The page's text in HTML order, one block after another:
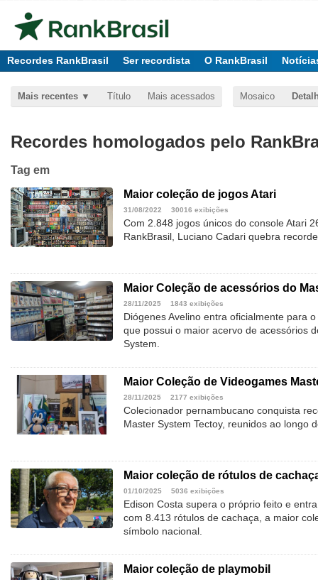
Recordes RankBrasil Ser recordista O RankBrasil
Mais recentes Título Mais acessados Mosaico
Recordes homologados pelo
Tag em
Maior coleção de jogos Atari
31/08/2022 30016 exibições
Com 2.848 jogos únicos do console Atari
RankBrasil, Luciano Cadari quebra
Maior Coleção de acessórios do
28/11/2025 1843 exibições
Diógenes Avelino entra oficialmente para
que possui o maior acervo de acessórios
System.
Maior Coleção de Videogames
28/11/2025 2177 exibições
Colecionador pernambucano conquista
Master System Tectoy, reunidos ao longo
Maior coleção de rótulos de
01/10/2025 5036 exibições
Edison Costa supera o próprio feito e
com 8.413 rótulos de cachaça, a maior
símbolo nacional.
Maior coleção de playmobil